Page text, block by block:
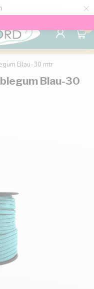
×
€
0
Blau-30 mtr
Blau-30